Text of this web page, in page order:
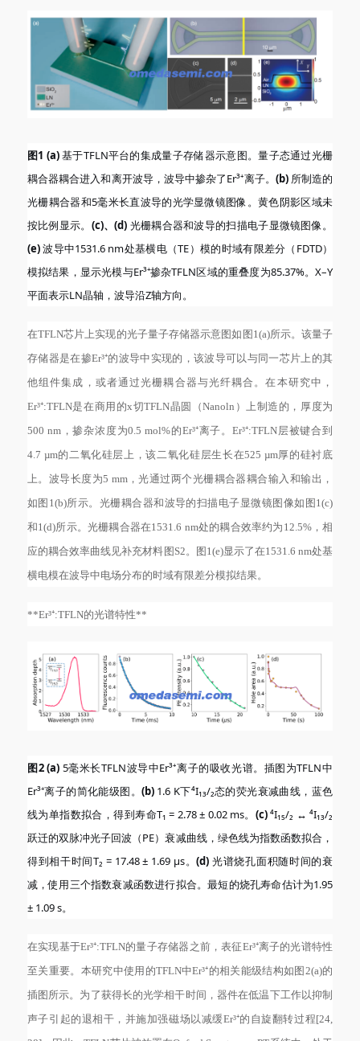
图1 (a)基于TFLN平台的集成量子存储器示意图。量子态通过光栅
耦合器耦合进入和离开波导，波导中掺杂了Er³⁺离子。 (b)所制造的
光栅耦合器和5毫米长直波导的光学显微镜图像。黄色阴影区域未
按比例显示。 (c)、(d) 光栅耦合器和波导的扫描电子显微镜图像。
(e)波导中1531.6 nm处基横电（TE）模的时域有限差分（FDTD）
模拟结果，显示光模与Er³⁺掺杂TFLN区域的重叠度为85.37%。X–Y
平面表示LN晶轴，波导沿Z轴方向。
在TFLN芯片上实现的光子量子存储器示意图如图1(a)所示。该量子
存储器是在掺Er³⁺的波导中实现的，该波导可以与同一芯片上的其
他组件集成，或者通过光栅耦合器与光纤耦合。在本研究中，
Er³⁺:TFLN是在商用的x切TFLN晶圆（Nanoln）上制造的，厚度为
500 nm，掺杂浓度为0.5 mol%的Er³⁺离子。Er³⁺:TFLN层被键合到
4.7 µm的二氧化硅层上，该二氧化硅层生长在525 µm厚的硅衬底
上。波导长度为5 mm，光通过两个光栅耦合器耦合输入和输出，
如图1(b)所示。光栅耦合器和波导的扫描电子显微镜图像如图1(c)
和1(d)所示。光栅耦合器在1531.6 nm处的耦合效率约为12.5%，相
应的耦合效率曲线见补充材料图S2。图1(e)显示了在1531.6 nm处基
横电模在波导中电场分布的时域有限差分模拟结果。
**Er³⁺:TFLN的光谱特性**
图2 (a) 5毫米长TFLN波导中Er³⁺离子的吸收光谱。插图为TFLN中
Er³⁺离子的简化能级图。 (b)1.6 K下⁴I₁₃/₂态的荧光衰减曲线，蓝色
线为单指数拟合，得到寿命T₁ = 2.78 ± 0.02 ms。 (c)⁴I₁₅/₂ ↔ ⁴I₁₃/₂
跃迁的双脉冲光子回波（PE）衰减曲线，绿色线为指数函数拟合，
得到相干时间T₂ = 17.48 ± 1.69 µs。(d) 光谱烧孔面积随时间的衰
减，使用三个指数衰减函数进行拟合。最短的烧孔寿命估计为1.95
± 1.09 s。
在实现基于Er³⁺:TFLN的量子存储器之前，表征Er³⁺离子的光谱特性
至关重要。本研究中使用的TFLN中Er³⁺的相关能级结构如图2(a)的
插图所示。为了获得长的光学相干时间，器件在低温下工作以抑制
声子引起的退相干，并施加强磁场以减缓Er³⁺的自旋翻转过程[24,